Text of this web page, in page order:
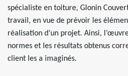
spécialiste en toiture, Glonin
travail, en vue de prévoir les
réalisation d’un projet. Ainsi,
normes et les résultats obtenus
client les a imaginés.